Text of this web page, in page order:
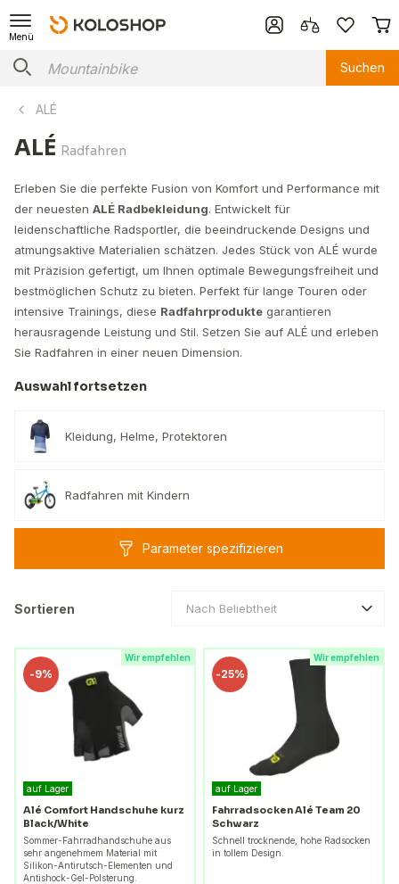
Menü
Suchen
ALÉ
ALÉ Radfahren
Erleben Sie die perfekte Fusion von Komfort und Performance mit
der neuesten ALÉ Radbekleidung. Entwickelt für
leidenschaftliche Radsportler, die beeindruckende Designs und
atmungsaktive Materialien schätzen. Jedes Stück von ALÉ wurde
mit Präzision gefertigt, um Ihnen optimale Bewegungsfreiheit und
bestmöglichen Schutz zu bieten. Perfekt für lange Touren oder
intensive Trainings, diese Radfahrprodukte garantieren
herausragende Leistung und Stil. Setzen Sie auf ALÉ und erleben
Sie Radfahren in einer neuen Dimension.
Auswahl fortsetzen
Kleidung, Helme, Protektoren
Radfahren mit Kindern
Parameter spezifizieren
Sortieren Nach Beliebtheit
Wir empfehlen
-9%
auf Lager
Alé Comfort Handschuhe kurz
Black/White
Sommer-Fahrradhandschuhe aus
sehr angenehmem Material mit
Silikon-Antirutsch-Elementen und
Antishock-Gel-Polsterung.
Wir empfehlen
-25%
auf Lager
Fahrradsocken Alé Team 20
Schwarz
Schnell trocknende, hohe Radsocken
in tollem Design.